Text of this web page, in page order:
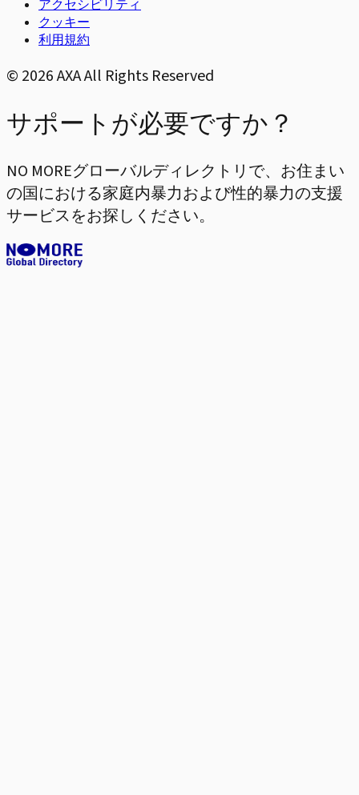
アクセシビリティ
クッキー
利用規約
© 2026AXA All Rights Reserved
サポートが必要ですか？
NO MOREグローバルディレクトリで、お住まい
の国における家庭内暴力および性的暴力の支援
サービスをお探しください。